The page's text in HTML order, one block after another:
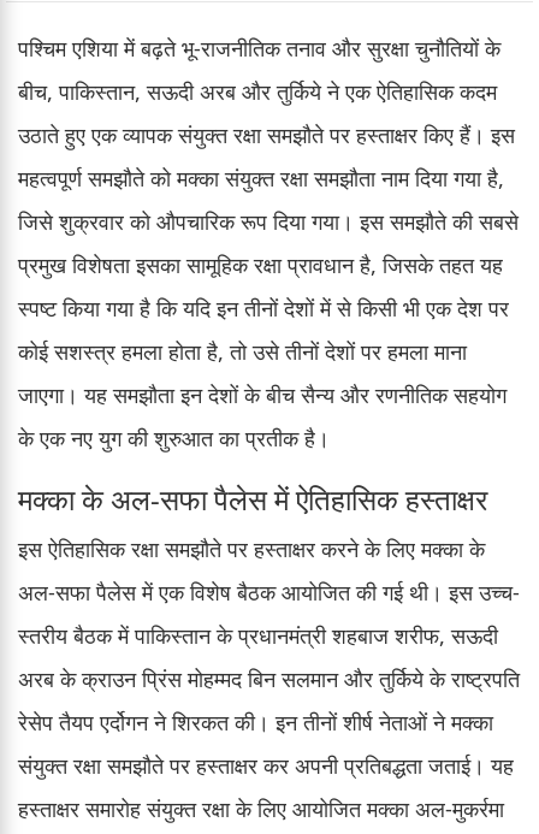
पश्चिम एशिया में बढ़ते भू-राजनीतिक तनाव और सुरक्षा चुनौतियों के
बीच, पाकिस्तान, सऊदी अरब और तुर्किये ने एक ऐतिहासिक कदम
उठाते हुए एक व्यापक संयुक्त रक्षा समझौते पर हस्ताक्षर किए हैं। इस
महत्वपूर्ण समझौते को मक्का संयुक्त रक्षा समझौता नाम दिया गया है,
जिसे शुक्रवार को औपचारिक रूप दिया गया। इस समझौते की सबसे
प्रमुख विशेषता इसका सामूहिक रक्षा प्रावधान है, जिसके तहत यह
स्पष्ट किया गया है कि यदि इन तीनों देशों में से किसी भी एक देश पर
कोई सशस्त्र हमला होता है, तो उसे तीनों देशों पर हमला माना
जाएगा। यह समझौता इन देशों के बीच सैन्य और रणनीतिक सहयोग
के एक नए युग की शुरुआत का प्रतीक है।
मक्का के अल-सफा पैलेस में ऐतिहासिक हस्ताक्षर
इस ऐतिहासिक रक्षा समझौते पर हस्ताक्षर करने के लिए मक्का के
अल-सफा पैलेस में एक विशेष बैठक आयोजित की गई थी। इस उच्च-
स्तरीय बैठक में पाकिस्तान के प्रधानमंत्री शहबाज शरीफ, सऊदी
अरब के क्राउन प्रिंस मोहम्मद बिन सलमान और तुर्किये के राष्ट्रपति
रेसेप तैयप एर्दोगन ने शिरकत की। इन तीनों शीर्ष नेताओं ने मक्का
संयुक्त रक्षा समझौते पर हस्ताक्षर कर अपनी प्रतिबद्धता जताई। यह
हस्ताक्षर समारोह संयुक्त रक्षा के लिए आयोजित मक्का अल-मुकर्रमा